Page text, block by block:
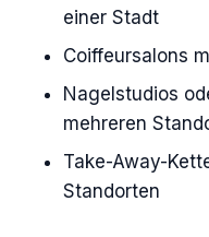
einer Stadt
Coiffeursalons
Nagelstudios
mehreren
Take-Away-
Standorten